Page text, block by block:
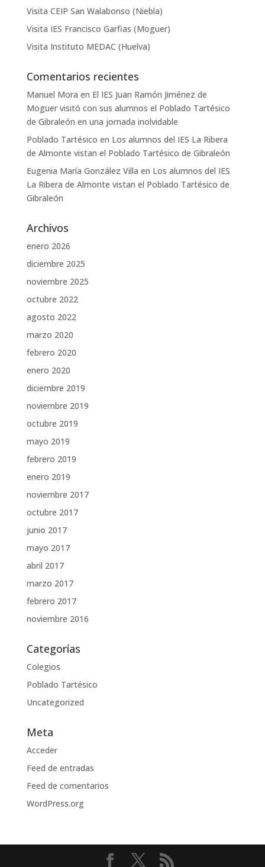
Visita CEIP San Walabonso (Niebla)
Visita IES Francisco Garfias (Moguer)
Visita Instituto MEDAC (Huelva)
Comentarios recientes
Manuel Mora en El IES Juan Ramón Jiménez de
Moguer visitó con sus alumnos el Poblado Tartésico
de Gibraleón en una jornada inolvidable
Poblado Tartésico en Los alumnos del IES La Ribera
de Almonte vistan el Poblado Tartésico de Gibraleón
Eugenia María González Villa en Los alumnos del IES
La Ribera de Almonte vistan el Poblado Tartésico de
Gibraleón
Archivos
enero 2026
diciembre 2025
noviembre 2025
octubre 2022
agosto 2022
marzo 2020
febrero 2020
enero 2020
diciembre 2019
noviembre 2019
octubre 2019
mayo 2019
febrero 2019
enero 2019
noviembre 2017
octubre 2017
junio 2017
mayo 2017
abril 2017
marzo 2017
febrero 2017
noviembre 2016
Categorías
Colegios
Poblado Tartésico
Uncategorized
Meta
Acceder
Feed de entradas
Feed de comentarios
WordPress.org